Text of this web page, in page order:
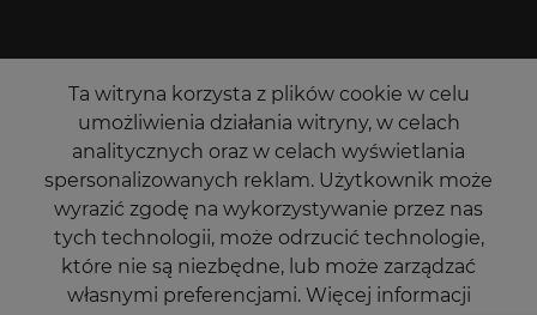
Ta witryna korzysta z plików cookie w celu
umożliwienia działania witryny, w celach
analitycznych oraz w celach wyświetlania
spersonalizowanych reklam. Użytkownik może
wyrazić zgodę na wykorzystywanie przez nas
tych technologii, może odrzucić technologie,
które nie są niezbędne, lub może zarządzać
własnymi preferencjami. Więcej informacji